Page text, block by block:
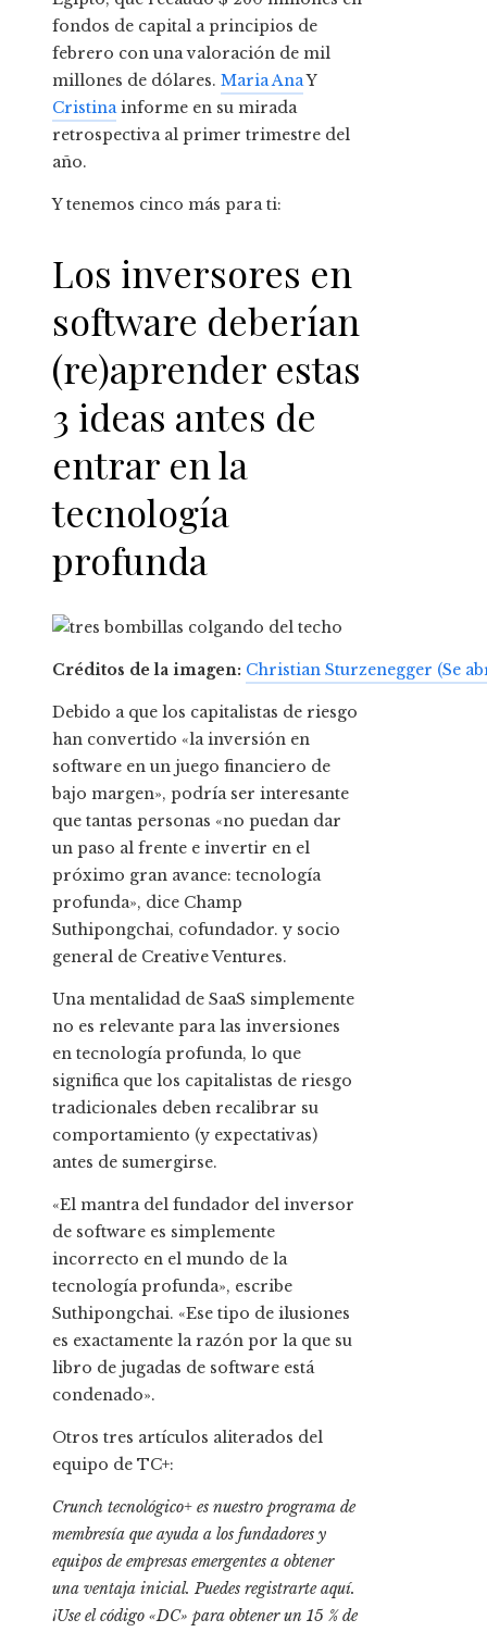
fondos de capital a principios de
febrero con una valoración de mil
millones de dólares. Maria AnaY
Cristinainforme en su mirada
retrospectiva al primer trimestre del
año.
Y tenemos cinco más para ti:
Los inversores en
software deberían
(re)aprender estas
3 ideas antes de
entrar en la
tecnología
profunda
Créditos de la imagen: Christian Sturzenegger (Se
Debido a que los capitalistas de riesgo
han convertido «la inversión en
software en un juego financiero de
bajo margen», podría ser interesante
que tantas personas «no puedan dar
un paso al frente e invertir en el
próximo gran avance: tecnología
profunda», dice Champ
Suthipongchai, cofundador. y socio
general de Creative Ventures.
Una mentalidad de SaaS simplemente
no es relevante para las inversiones
en tecnología profunda, lo que
significa que los capitalistas de riesgo
tradicionales deben recalibrar su
comportamiento (y expectativas)
antes de sumergirse.
«El mantra del fundador del inversor
de software es simplemente
incorrecto en el mundo de la
tecnología profunda», escribe
Suthipongchai. «Ese tipo de ilusiones
es exactamente la razón por la que su
libro de jugadas de software está
condenado».
Otros tres artículos aliterados del
equipo de TC+:
Crunch tecnológico+ es nuestro programa de
membresía que ayuda a los fundadores y
equipos de empresas emergentes a obtener
una ventaja inicial. Puedes registrarte aquí.
¡Use el código «DC» para obtener un 15 % de